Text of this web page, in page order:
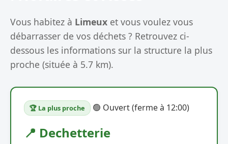
Vous habitez à Limeux et vous voulez vous
débarrasser de vos déchets ? Retrouvez ci-
dessous les informations sur la structure la plus
proche (située à 5.7 km).
🏆 La plus proche 🟢 Ouvert (ferme à 12:00)
📍 Dechetterie